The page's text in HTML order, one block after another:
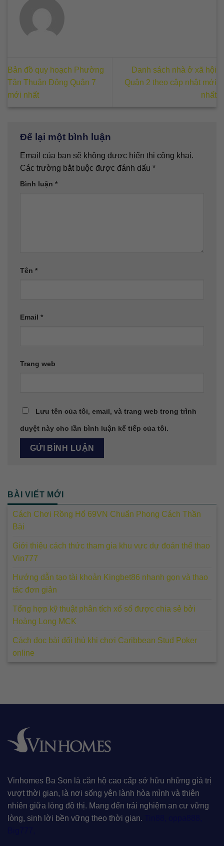
Bản đồ quy hoạch Phường
Tân Thuận Đông Quận 7
mới nhất
Danh sách nhà ở xã hội
Quận 2 theo cập nhật mới
nhất
Để lại một bình luận
Email của bạn sẽ không được hiển thị công khai.
Các trường bắt buộc được đánh dấu *
Bình luận *
Tên *
Email *
Trang web
Lưu tên của tôi, email, và trang web trong trình
duyệt này cho lần bình luận kế tiếp của tôi.
BÀI VIẾT MỚI
Cách Chơi Rồng Hổ 69VN Chuẩn Phong Cách Thần
Bài
Giới thiệu cách thức tham gia khu vực dự đoán thể thao
Vin777
Hướng dẫn tạo tài khoản Kingbet86 nhanh gọn và thao
tác đơn giản
Tổng hợp kỹ thuật phân tích xổ số được chia sẻ bởi
Hoàng Long MCK
Cách đọc bài đối thủ khi chơi Caribbean Stud Poker
online
Vinhomes Ba Son là căn hộ cao cấp sở hữu những giá trị
vượt thời gian, là nơi sống yên lành hòa mình và thiên
nhiên giữa lòng đô thị. Mang đến trải nghiệm an cư vững
lòng, sinh lời bền vững theo thời gian.